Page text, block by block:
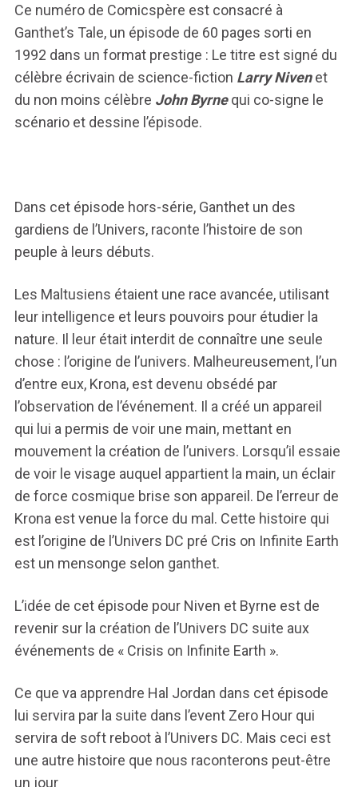
Ce numéro de Comicspère est consacré à
Ganthet’s Tale, un épisode de 60 pages sorti en
1992 dans un format prestige : Le titre est signé du
célèbre écrivain de science-fiction Larry Nivenet
du non moins célèbre John Byrnequi co-signe le
scénario et dessine l’épisode.
Dans cet épisode hors-série, Ganthet un des
gardiens de l’Univers, raconte l’histoire de son
peuple à leurs débuts.
Les Maltusiens étaient une race avancée, utilisant
leur intelligence et leurs pouvoirs pour étudier la
nature. Il leur était interdit de connaître une seule
chose : l’origine de l’univers. Malheureusement, l’un
d’entre eux, Krona, est devenu obsédé par
l’observation de l’événement. Il a créé un appareil
qui lui a permis de voir une main, mettant en
mouvement la création de l’univers. Lorsqu’il essaie
de voir le visage auquel appartient la main, un éclair
de force cosmique brise son appareil. De l’erreur de
Krona est venue la force du mal. Cette histoire qui
est l’origine de l’Univers DC pré Cris on Infinite Earth
est un mensonge selon ganthet.
L’idée de cet épisode pour Niven et Byrne est de
revenir sur la création de l’Univers DC suite aux
événements de « Crisis on Infinite Earth ».
Ce que va apprendre Hal Jordan dans cet épisode
lui servira par la suite dans l’event Zero Hour qui
servira de soft reboot à l’Univers DC. Mais ceci est
une autre histoire que nous raconterons peut-être
un jour